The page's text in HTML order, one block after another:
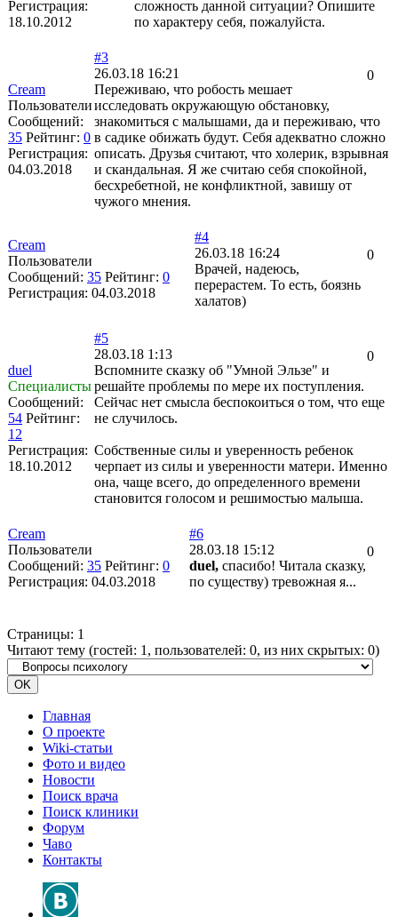
Регистрация:
18.10.2012
сложность данной ситуации? Опишите
по характеру себя, пожалуйста.
Cream
Пользователи
Сообщений:
35 Рейтинг: 0
Регистрация:
04.03.2018
#3
0
26.03.18 16:21
Переживаю, что робость мешает
исследовать окружающую обстановку,
знакомиться с малышами, да и переживаю, что
в садике обижать будут. Себя адекватно сложно
описать. Друзья считают, что холерик, взрывная
и скандальная. Я же считаю себя спокойной,
бесхребетной, не конфликтной, завишу от
чужого мнения.
Cream
Пользователи
Сообщений: 35 Рейтинг: 0
Регистрация: 04.03.2018
#4
0
26.03.18 16:24
Врачей, надеюсь,
перерастем. То есть, боязнь
халатов)
duel
Специалисты
Сообщений:
54 Рейтинг:
12
Регистрация:
18.10.2012
#5
0
28.03.18 1:13
Вспомните сказку об "Умной Эльзе" и
решайте проблемы по мере их поступления.
Сейчас нет смысла беспокоиться о том, что еще
не случилось.
Собственные силы и уверенность ребенок
черпает из силы и уверенности матери. Именно
она, чаще всего, до определенного времени
становится голосом и решимостью малыша.
Cream
Пользователи
Сообщений: 35 Рейтинг: 0
Регистрация: 04.03.2018
#6
0
28.03.18 15:12
duel, спасибо! Читала сказку,
по существу) тревожная я...
Страницы: 1
Читают тему (гостей: 1 , пользователей: 0, из них скрытых: 0)
Главная
О проекте
Wiki-статьи
Фото и видео
Новости
Поиск врача
Поиск клиники
Форум
Чаво
Контакты